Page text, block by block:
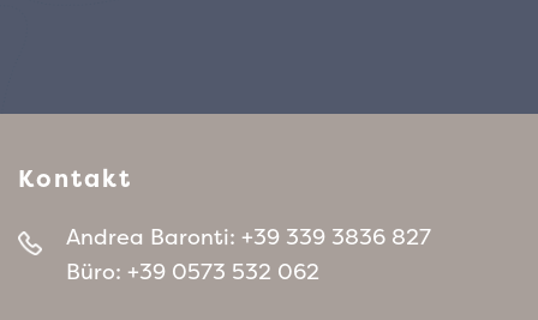
Kontakt
Andrea Baronti: +39 339 3836 827
Büro: +39 0573 532 062